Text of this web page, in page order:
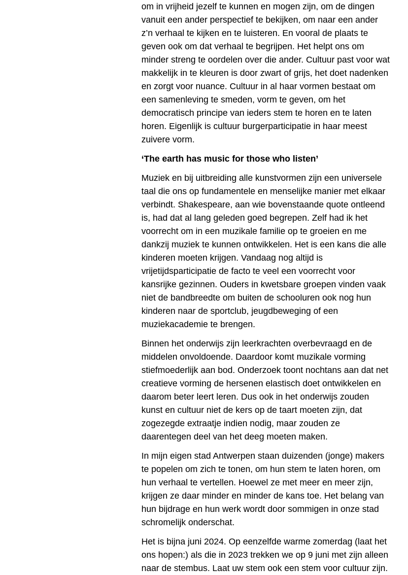
om in vrijheid jezelf te kunnen en mogen zijn, om de dingen
vanuit een ander perspectief te bekijken, om naar een ander
z’n verhaal te kijken en te luisteren. En vooral de plaats te
geven ook om dat verhaal te begrijpen. Het helpt ons om
minder streng te oordelen over die ander. Cultuur past voor wat
makkelijk in te kleuren is door zwart of grijs, het doet nadenken
en zorgt voor nuance. Cultuur in al haar vormen bestaat om
een samenleving te smeden, vorm te geven, om het
democratisch principe van ieders stem te horen en te laten
horen. Eigenlijk is cultuur burgerparticipatie in haar meest
zuivere vorm.
‘The earth has music for those who listen’
Muziek en bij uitbreiding alle kunstvormen zijn een universele
taal die ons op fundamentele en menselijke manier met elkaar
verbindt. Shakespeare, aan wie bovenstaande quote ontleend
is, had dat al lang geleden goed begrepen. Zelf had ik het
voorrecht om in een muzikale familie op te groeien en me
dankzij muziek te kunnen ontwikkelen. Het is een kans die alle
kinderen moeten krijgen. Vandaag nog altijd is
vrijetijdsparticipatie de facto te veel een voorrecht voor
kansrijke gezinnen. Ouders in kwetsbare groepen vinden vaak
niet de bandbreedte om buiten de schooluren ook nog hun
kinderen naar de sportclub, jeugdbeweging of een
muziekacademie te brengen.
Binnen het onderwijs zijn leerkrachten overbevraagd en de
middelen onvoldoende. Daardoor komt muzikale vorming
stiefmoederlijk aan bod. Onderzoek toont nochtans aan dat net
creatieve vorming de hersenen elastisch doet ontwikkelen en
daarom beter leert leren. Dus ook in het onderwijs zouden
kunst en cultuur niet de kers op de taart moeten zijn, dat
zogezegde extraatje indien nodig, maar zouden ze
daarentegen deel van het deeg moeten maken.
In mijn eigen stad Antwerpen staan duizenden (jonge) makers
te popelen om zich te tonen, om hun stem te laten horen, om
hun verhaal te vertellen. Hoewel ze met meer en meer zijn,
krijgen ze daar minder en minder de kans toe. Het belang van
hun bijdrage en hun werk wordt door sommigen in onze stad
schromelijk onderschat.
Het is bijna juni 2024. Op eenzelfde warme zomerdag (laat het
ons hopen:) als die in 2023 trekken we op 9 juni met zijn alleen
naar de stembus. Laat uw stem ook een stem voor cultuur zijn.